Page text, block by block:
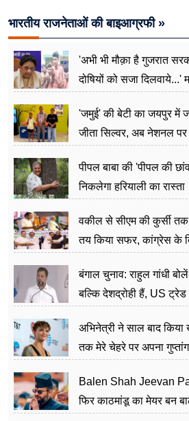
भारतीय राजनेताओं की बाइआग्रफी »
'अभी भी मौक़ा है गुजरात
दोषियों को सजा दिलवाये...'
'जमुई' की बेटी का जयपुर में
जीता सिल्वर, अब नेशनल पर
पीपल बाबा की 'पीपल की
निकलेगा हरियाली का रास्ता
वकील से सीएम की कुर्सी
तय किया सफर, कांग्रेस के
बंगाल चुनाव: राहुल गांधी
बल्कि देशद्रोही हैं, US
अभिनेत्री ने साल बाद
तक मेरे चेहरे पर अपना
Balen Shah Jeevan
फिर काठमांडू का मेयर बन